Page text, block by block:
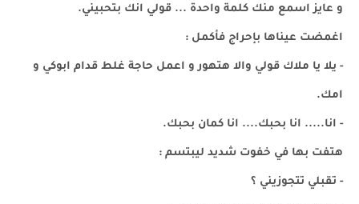
و عايز اسمع منك كلمة واحدة ... قولي انك بتحبيني.
اغمضت عيناها بإحراج فأكمل :
- يلا يا ملاك قولي والا هتهور و اعمل حاجة غلط قدام ابوكي و
امك.
- انا..... انا بحبك.... انا كمان بحبك.
هتفت بها في خفوت شديد ليبتسم :
- تقبلي تتجوزيني ؟